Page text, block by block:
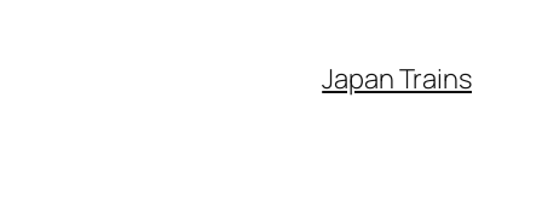
Japan Trains